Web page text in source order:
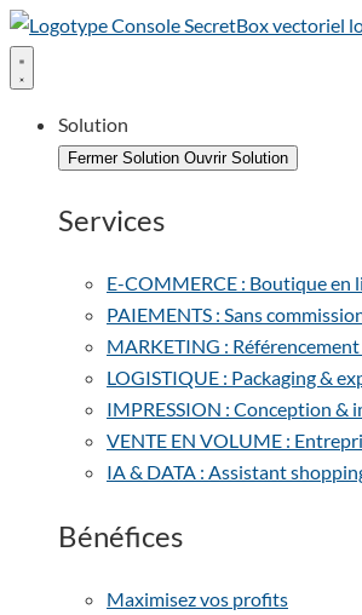
Solution
Fermer Solution Ouvrir Solution
Services
E-COMMERCE : Boutique
PAIEMENTS : Sans
MARKETING :
LOGISTIQUE : Packaging &
IMPRESSION : Conception &
VENTE EN VOLUME :
IA & DATA : Assistant
Bénéfices
Maximisez vos profits